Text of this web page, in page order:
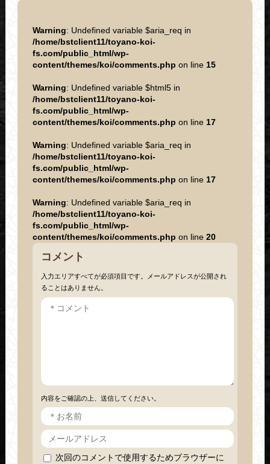
Warning: Undefined variable $aria_req in
/home/bstclient11/toyano-koi-
fs.com/public_html/wp-
content/themes/koi/comments.php on line 15
Warning: Undefined variable $html5 in
/home/bstclient11/toyano-koi-
fs.com/public_html/wp-
content/themes/koi/comments.php on line 17
Warning: Undefined variable $aria_req in
/home/bstclient11/toyano-koi-
fs.com/public_html/wp-
content/themes/koi/comments.php on line 17
Warning: Undefined variable $aria_req in
/home/bstclient11/toyano-koi-
fs.com/public_html/wp-
content/themes/koi/comments.php on line 20
コメント
入力エリアすべてが必須項目です。メールアドレスが公開され
ることはありません。
内容をご確認の上、送信してください。
次回のコメントで使用するためブラウザーに